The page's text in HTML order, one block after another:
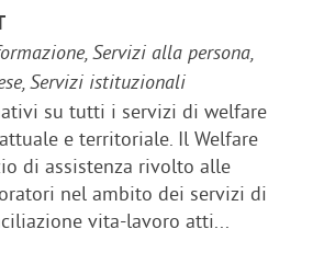
Servizi alla persona,
Servizi istituzionali
su tutti i servizi di welfare
e territoriale. Il Welfare
di assistenza rivolto alle
nel ambito dei servizi di
vita-lavoro atti...